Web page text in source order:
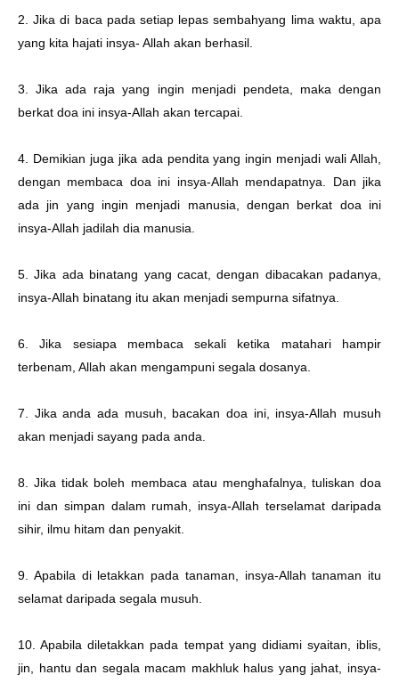
2. Jika di baca pada setiap lepas sembahyang lima waktu, apa
yang kita hajati insya- Allah akan berhasil.
3. Jika ada raja yang ingin menjadi pendeta, maka dengan
berkat doa ini insya-Allah akan tercapai.
4. Demikian juga jika ada pendita yang ingin menjadi wali Allah,
dengan membaca doa ini insya-Allah mendapatnya. Dan jika
ada jin yang ingin menjadi manusia, dengan berkat doa ini
insya-Allah jadilah dia manusia.
5. Jika ada binatang yang cacat, dengan dibacakan padanya,
insya-Allah binatang itu akan menjadi sempurna sifatnya.
6. Jika sesiapa membaca sekali ketika matahari hampir
terbenam, Allah akan mengampuni segala dosanya.
7. Jika anda ada musuh, bacakan doa ini, insya-Allah musuh
akan menjadi sayang pada anda.
8. Jika tidak boleh membaca atau menghafalnya, tuliskan doa
ini dan simpan dalam rumah, insya-Allah terselamat daripada
sihir, ilmu hitam dan penyakit.
9. Apabila di letakkan pada tanaman, insya-Allah tanaman itu
selamat daripada segala musuh.
10. Apabila diletakkan pada tempat yang didiami syaitan, iblis,
jin, hantu dan segala macam makhluk halus yang jahat, insya-